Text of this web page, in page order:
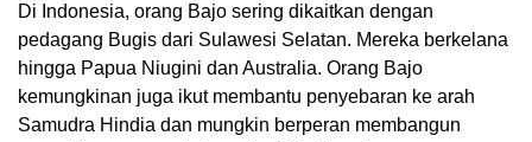
Di Indonesia, orang Bajo sering dikaitkan dengan
pedagang Bugis dari Sulawesi Selatan. Mereka berkelana
hingga Papua Niugini dan Australia. Orang Bajo
kemungkinan juga ikut membantu penyebaran ke arah
Samudra Hindia dan mungkin berperan membangun